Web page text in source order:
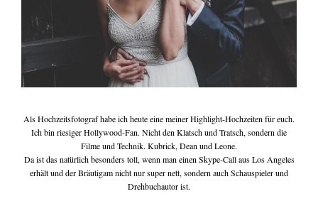
tipps & workshops
Als Hochzeitsfotograf habe ich heute eine meiner Highlight-Hochzeiten für euch.
Ich bin riesiger Hollywood-Fan. Nicht den Klatsch und Tratsch, sondern die
Filme und Technik. Kubrick, Dean und Leone.
Da ist das natürlich besonders toll, wenn man einen Skype-Call aus Los Angeles
erhält und der Bräutigam nicht nur super nett, sondern auch Schauspieler und
Drehbuchautor ist.